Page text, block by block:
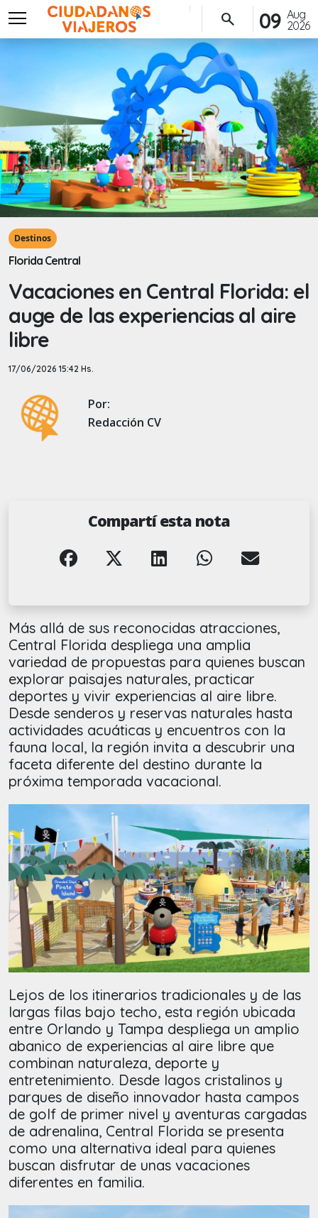
menu
Aug
2026
09
search
Destinos
Florida Central
Vacaciones en Central Florida: el
auge de las experiencias al aire
libre
17/06/2026 15:42 Hs.
Por:
Redacción CV
Compartí esta nota
Más allá de sus reconocidas atracciones,
Central Florida despliega una amplia
variedad de propuestas para quienes buscan
explorar paisajes naturales, practicar
deportes y vivir experiencias al aire libre.
Desde senderos y reservas naturales hasta
actividades acuáticas y encuentros con la
fauna local, la región invita a descubrir una
faceta diferente del destino durante la
próxima temporada vacacional.
Lejos de los itinerarios tradicionales y de las
largas filas bajo techo, esta región ubicada
entre Orlando y Tampa despliega un amplio
abanico de experiencias al aire libre que
combinan naturaleza, deporte y
entretenimiento. Desde lagos cristalinos y
parques de diseño innovador hasta campos
de golf de primer nivel y aventuras cargadas
de adrenalina, Central Florida se presenta
como una alternativa ideal para quienes
buscan disfrutar de unas vacaciones
diferentes en familia.